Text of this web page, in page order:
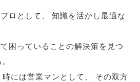
ロとして
知識を活かし最適な
困っていることの解決策を見つ
。
時には営業マンとして
その双方